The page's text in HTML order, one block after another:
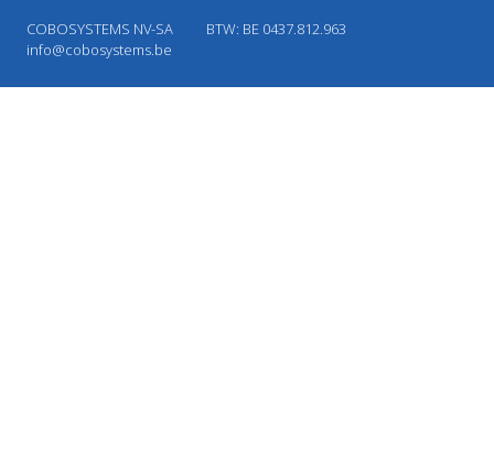
COBOSYSTEMS NV-SA
BTW: BE 0437.812.963
info@cobosystems.be